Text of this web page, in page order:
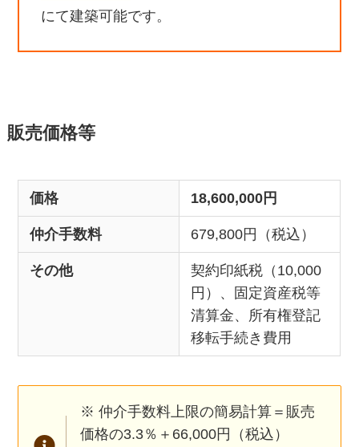
にて建築可能です。
販売価格等
価格 18,600,000円
仲介手数料 679,800円（税込）
その他
契約印紙税（10,000
円）、固定資産税等
清算金、所有権登記
移転手続き費用
※ 仲介手数料上限の簡易計算＝販売
価格の3.3％＋66,000円（税込）